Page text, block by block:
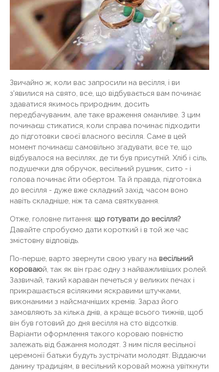
Звичайно ж, коли вас запросили на весілля, і ви
з'явилися на свято, все, що відбувається вам починає
здаватися якимось природним, досить
передбачуваним, але таке враження оманливе. З цим
починаєш стикатися, коли справа починає підходити
до підготовки своєї власного весілля. Саме в цей
момент починаєш самовільно згадувати, все те, що
відбувалося на весіллях, де ти був присутній. Хліб і сіль,
подушечки для обручок, весільний рушник, сито - і
голова починає йти обертом. Та й правда, підготовка
до весілля - дуже вже складний захід, часом воно
навіть складніше, ніж та сама святкування.
Отже, головне питання: що готувати до весілля?
Давайте спробуємо дати короткий і в той же час
змістовну відповідь.
По-перше, варто звернути свою увагу на весільний
короваюй, так як він грає одну з найважливіших ролей.
Зазвичай, такий караван печеться у великих печах і
прикрашається всілякими яскравими штучками,
виконаними з найсмачніших кремів. Зараз його
замовляють за кілька днів, а краще всього тижнів, щоб
він був готовий до дня весілля на сто відсотків.
Варіанти оформлення такого короваю повністю
залежать від бажання молодят. З ним після весільної
церемонії батьки будуть зустрічати молодят. Віддаючи
данину традиціям, в весільний коровай можна увіткнути